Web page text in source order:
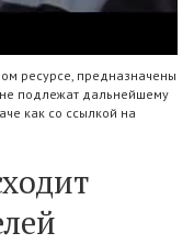
ресурсе, предназначены
подлежат дальнейшему
как со ссылкой на